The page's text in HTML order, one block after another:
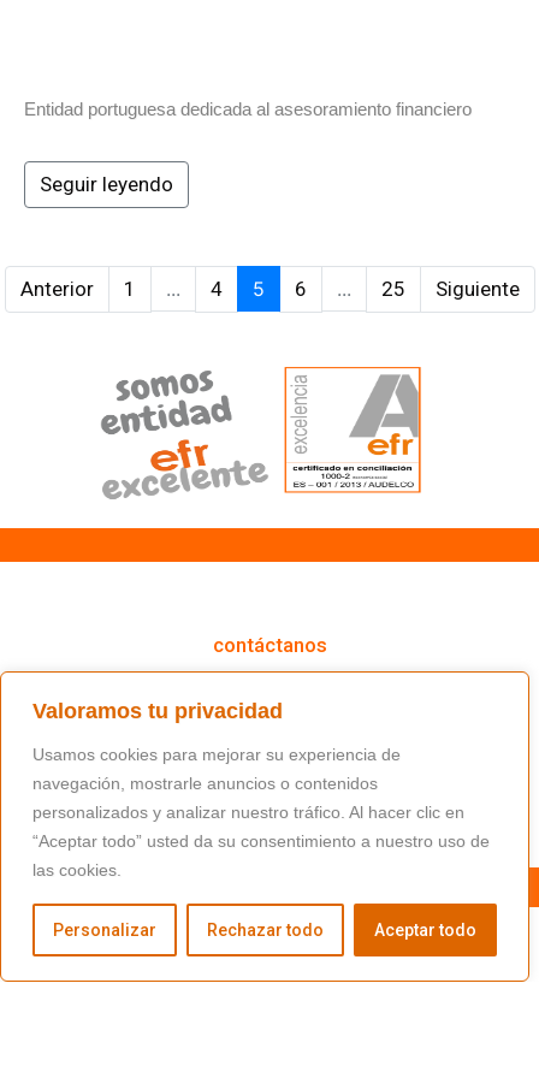
Valoramos tu privacidad
Usamos cookies para mejorar su experiencia de
navegación, mostrarle anuncios o contenidos
personalizados y analizar nuestro tráfico. Al hacer clic en
“Aceptar todo” usted da su consentimiento a nuestro uso de
las cookies.
Personalizar Rechazar todo Aceptar todo
Entidad portuguesa dedicada al asesoramiento financiero
Seguir leyendo
Anterior 1 ... 4 5 6 ... 25 Siguiente
contáctanos
(+34) 91 766 98 56 / fundacion@masfamilia.org
síguenos en nuestras redes sociales